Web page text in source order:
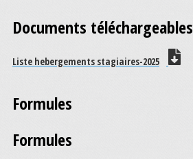
Documents téléchargeables
Liste hebergements stagiaires-2025
Formules
Formules